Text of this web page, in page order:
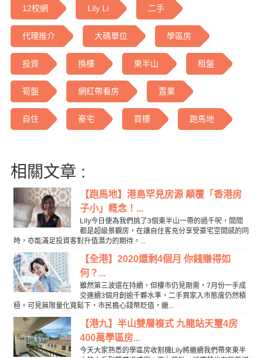
12校網 Lily Li 二手
代理推介 大碼單位 學區房
投資 換樓 東半山 租盤
筍盤 網紅帶看房 置業
自住 豪宅 買樓 跑馬地
相關文章 :
【跑馬地】港島罕見房源 顛覆「香港房
子小」概念！...
Lily今日便為我們挑了3個東半山一帶的過千呎，間間
都是超級景觀房，在讓自住客充分享受豪宅空間感的同
時，亦能滿足投資客對升值潛力的期待。...
【全港】2020還剩4個月 你錢賺得如
何？...
雖然第三波還在持續，但樓市仍見剛需，7月份一手成
交連續3個月創逾千夥水準，二手買家入市態度仍然積
極。可見無限量化寬鬆下，市民擔心錢幣貶值，繼...
【港九】半山雙層複式 九龍站天璽4房
400萬學區房...
今天大家熟悉的學區房收割機Lily將繼續我們帶來東半